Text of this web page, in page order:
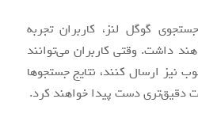
گوگل لنز، کاربران تجربه
داشت. وقتی کاربران می‌توانند
نیز ارسال کنند، نتایج جستجوها
دقیق‌تری دست پیدا خواهند کرد.